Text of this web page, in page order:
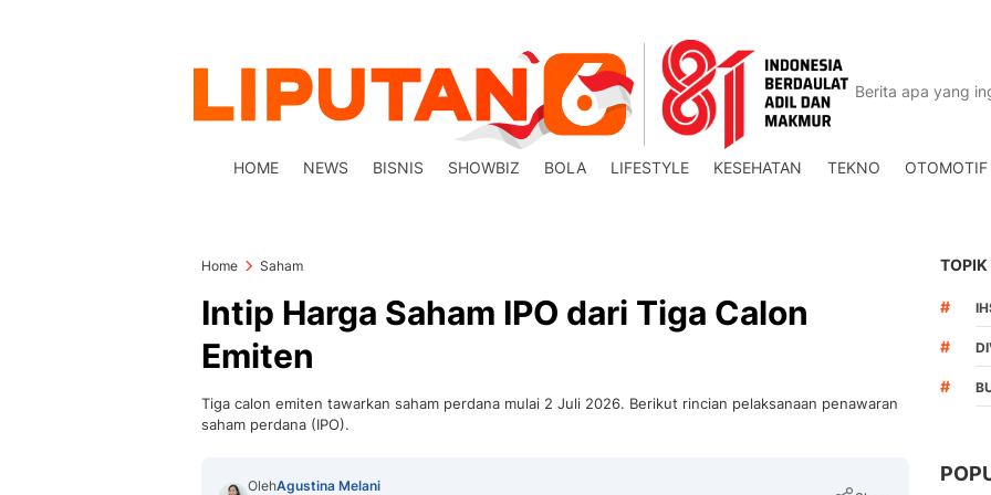
HOME NEWS BISNIS SHOWBIZ BOLA LIFESTYLE KESEHATAN TEKNO OTOMOTIF
Home Saham
Intip Harga Saham IPO dari Tiga Calon
Emiten
Tiga calon emiten tawarkan saham perdana mulai 2 Juli 2026. Berikut rincian pelaksanaan penawaran
saham perdana (IPO).
OlehAgustina Melani
TOPIK
#
#
#